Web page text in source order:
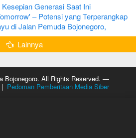
Generasi Saat Ini
– Potensi yang Terperangkap
di Jalan Pemuda Bojonegoro,
Pilihan Menu
Lainnya
Bojonegoro. All Rights Reserved. —
Pedoman Pemberitaan Media Siber